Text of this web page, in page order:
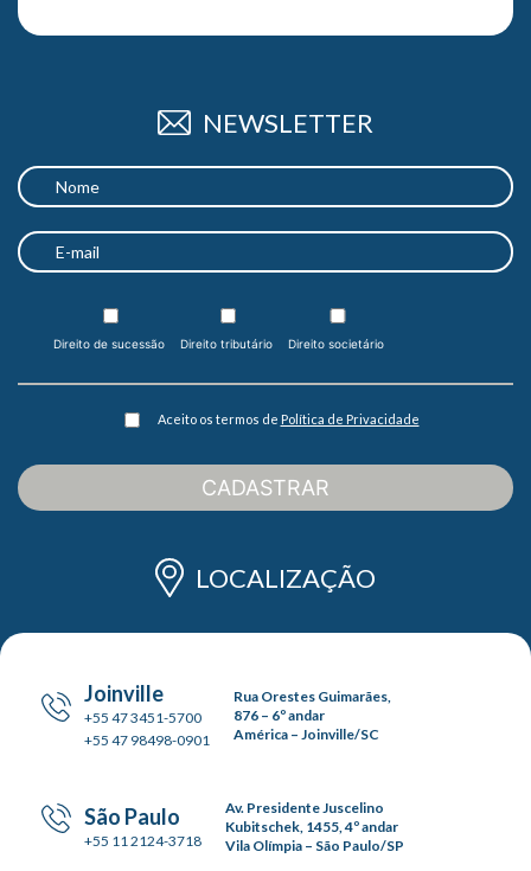
NEWSLETTER
Direito de sucessão Direito tributário Direito societário
Aceito os termos de Política de Privacidade
CADASTRAR
LOCALIZAÇÃO
Joinville
+55 47 3451-5700
+55 47 98498-0901
Rua Orestes Guimarães,
876 – 6º andar
América – Joinville/SC
São Paulo
+55 11 2124-3718
Av. Presidente Juscelino
Kubitschek, 1455, 4º andar
Vila Olímpia – São Paulo/SP